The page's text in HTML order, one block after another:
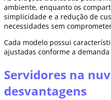
ambiente, enquanto os
simplicidade e a redução de
necessidades sem
Cada modelo possui
ajustadas conforme a
Servidores na
desvantagens